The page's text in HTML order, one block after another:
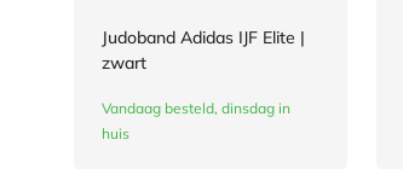
Judoband Adidas IJF Elite |
zwart
Vandaag besteld, dinsdag in
huis